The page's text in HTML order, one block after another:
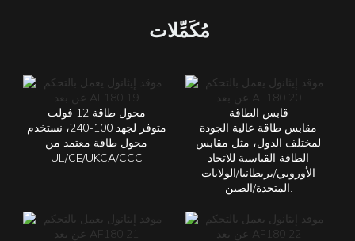
مُكَمِّلات
محول طاقة 12 فولت
متوفر لجهد 100-240، نستخدم
محول طاقة معتمد من
UL/CE/UKCA/CCC
قابس الطاقة
مقابس طاقة عالية الجودة
لمختلف الدول، مثل مقابس
الطاقة القياسية للاتحاد
الأوروبي/بريطانيا/الولايات
المتحدة/الصين.